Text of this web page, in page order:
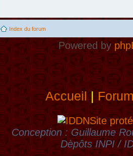
Index du forum
Powered by
Accueil|
Site
Conception : Guillaume
Dèpôts INPI /